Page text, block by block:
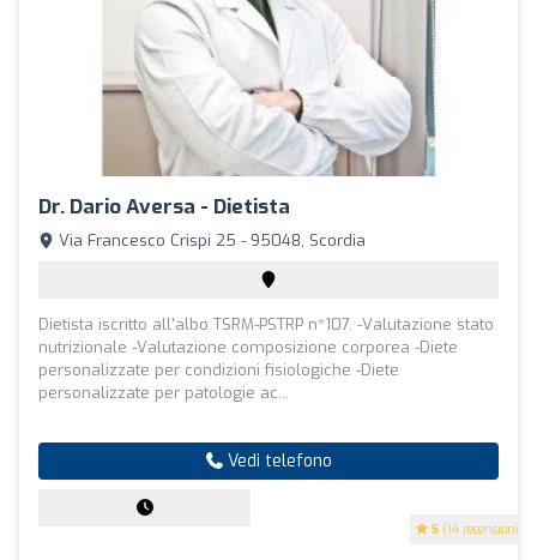
Dr. Dario Aversa - Dietista
5 (14 recensioni)
Via Francesco Crispi 25 - 95048, Scordia
Dietista iscritto all'albo TSRM-PSTRP n*107. -Valutazione stato
nutrizionale -Valutazione composizione corporea -Diete
personalizzate per condizioni fisiologiche -Diete
personalizzate per patologie ac...
Vedi telefono